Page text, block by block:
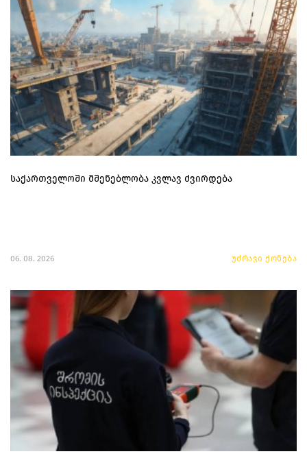
საქართველოში მშენებლობა კვლავ ძვირდება
06. 08. 2026 უძრავი ქონება